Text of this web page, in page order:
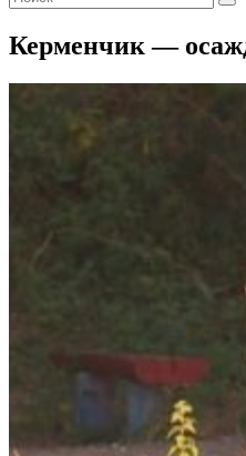
Керменчик —